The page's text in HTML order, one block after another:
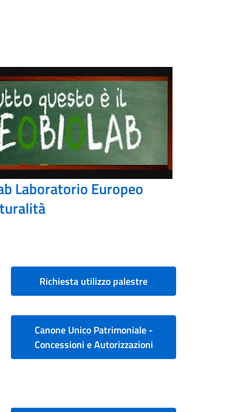
Laboratorio Europeo
Richiesta utilizzo palestre
Canone Unico Patrimoniale -
Concessioni e Autorizzazioni